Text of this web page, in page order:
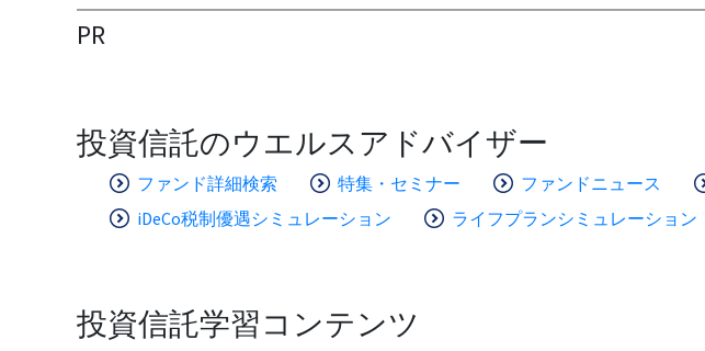
PR
投資信託のウエルスアドバイザー
ファンド詳細検索 特集・セミナー ファンドニュース
iDeCo税制優遇シミュレーション
ライフプランシミュレーション
投資信託学習コンテンツ